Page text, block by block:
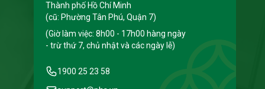
Thành phố Hồ Chí Minh
(cũ: Phường Tân Phú, Quận 7)
(Giờ làm việc: 8h00 - 17h00 hàng ngày
- trừ thứ 7, chủ nhật và các ngày lễ)
1900 25 23 58